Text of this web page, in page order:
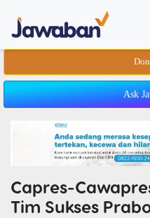
Ask
Capres-
Tim Sukses